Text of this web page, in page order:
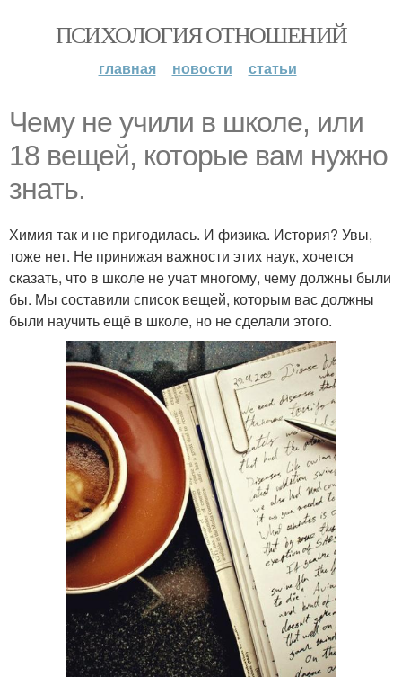
ПСИХОЛОГИЯ ОТНОШЕНИЙ
главная новости статьи
Чему не учили в школе, или
18 вещей, которые вам нужно
знать.
Химия так и не пригодилась. И физика. История? Увы,
тоже нет. Не принижая важности этих наук, хочется
сказать, что в школе не учат многому, чему должны были
бы. Мы составили список вещей, которым вас должны
были научить ещё в школе, но не сделали этого.